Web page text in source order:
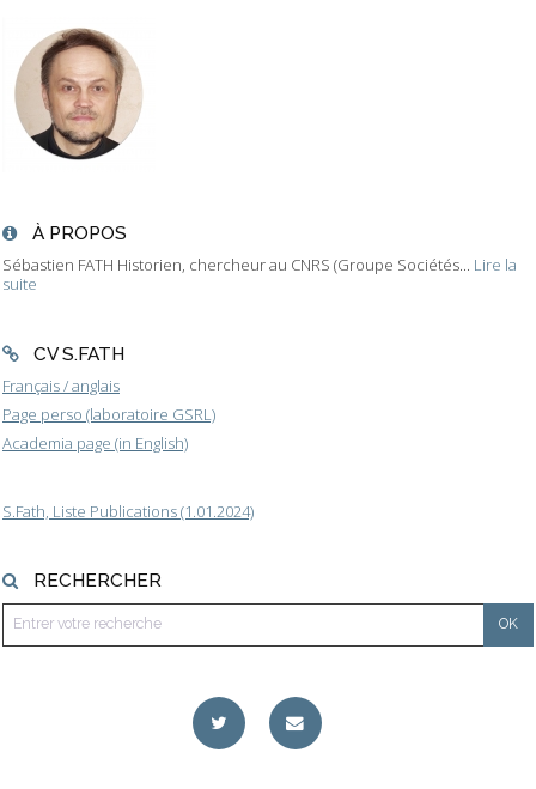
À PROPOS
Sébastien FATH Historien, chercheur au CNRS (Groupe Sociétés... Lire la
suite
CV S.FATH
Français / anglais
Page perso (laboratoire GSRL)
Academia page (in English)
S.Fath, Liste Publications (1.01.2024)
RECHERCHER